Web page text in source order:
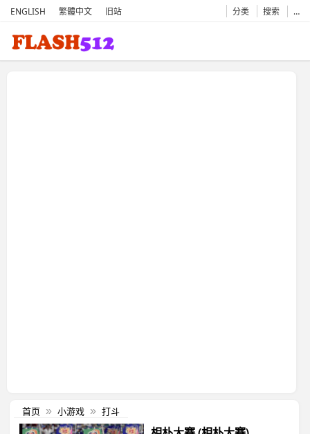
ENGLISH 繁體中文 旧站 分类 搜索 …
首页 » 小游戏 » 打斗